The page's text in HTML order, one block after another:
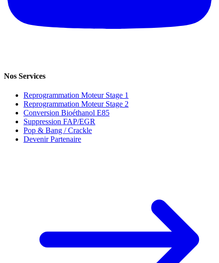
Nos Services
Reprogrammation Moteur Stage 1
Reprogrammation Moteur Stage 2
Conversion Bioéthanol E85
Suppression FAP/EGR
Pop & Bang / Crackle
Devenir Partenaire